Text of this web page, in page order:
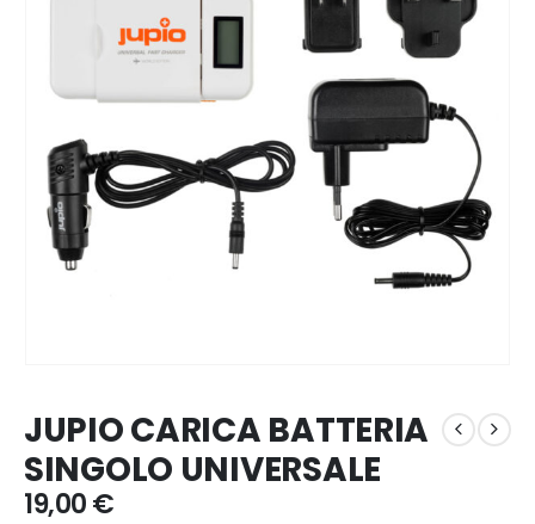
JUPIO CARICA BATTERIA
SINGOLO UNIVERSALE
19,00€